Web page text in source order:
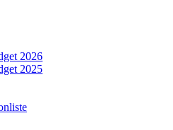
2026
2025